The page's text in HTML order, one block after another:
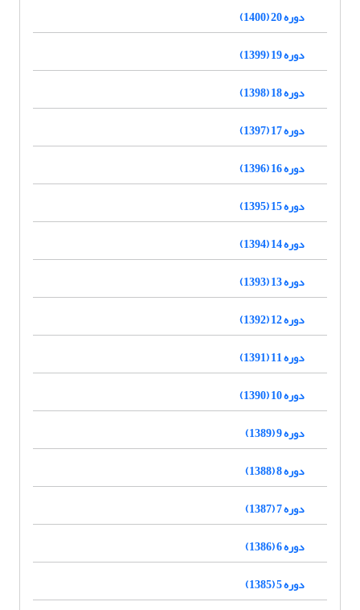
دوره 20 (1400)
دوره 19 (1399)
دوره 18 (1398)
دوره 17 (1397)
دوره 16 (1396)
دوره 15 (1395)
دوره 14 (1394)
دوره 13 (1393)
دوره 12 (1392)
دوره 11 (1391)
دوره 10 (1390)
دوره 9 (1389)
دوره 8 (1388)
دوره 7 (1387)
دوره 6 (1386)
دوره 5 (1385)